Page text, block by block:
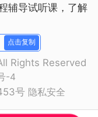
辅导试听课，了解
点击复制
Rights Reserved
-4
号 隐私安全